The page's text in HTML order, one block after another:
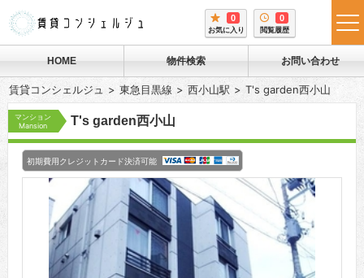
0
お気に入り
0
閲覧履歴
HOME 物件検索 お問い合わせ
賃貸コンシェルジュ 東急目黒線 西小山駅 T's garden西小山
マンション
Mansion
T's garden西小山
初期費用クレジットカード決済可能